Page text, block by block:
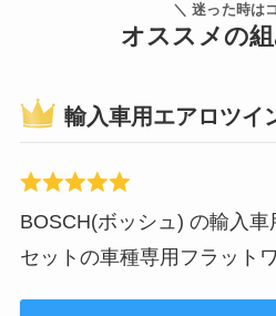
＼ 迷った時は
オススメの
輸入車用エアロツイ
BOSCH(ボッシュ) の輸入
セットの車種専用フラット